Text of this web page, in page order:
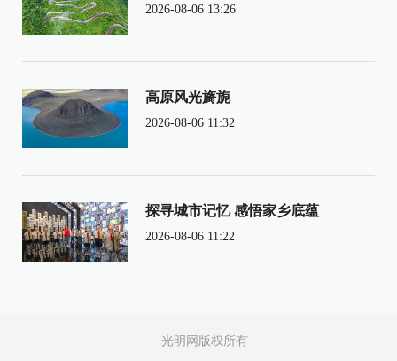
2026-08-06 13:26
高原风光旖旎
2026-08-06 11:32
探寻城市记忆 感悟家乡底蕴
2026-08-06 11:22
光明网版权所有